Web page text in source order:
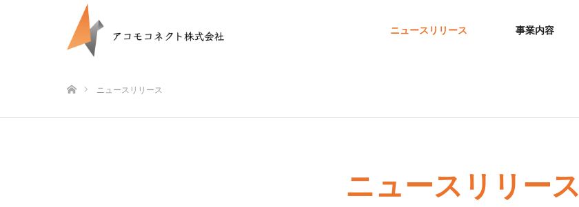
ニュースリリース 事業内容
ニュースリリース
ニュースリリース